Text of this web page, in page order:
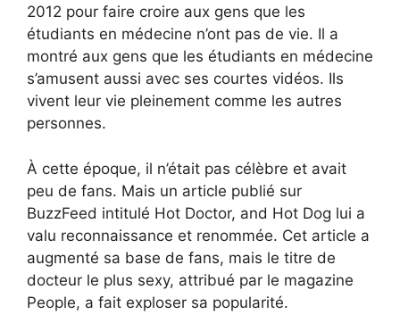
2012 pour faire croire aux gens que les
étudiants en médecine n’ont pas de vie. Il a
montré aux gens que les étudiants en médecine
s’amusent aussi avec ses courtes vidéos. Ils
vivent leur vie pleinement comme les autres
personnes.
À cette époque, il n’était pas célèbre et avait
peu de fans. Mais un article publié sur
BuzzFeed intitulé Hot Doctor, and Hot Dog lui a
valu reconnaissance et renommée. Cet article a
augmenté sa base de fans, mais le titre de
docteur le plus sexy, attribué par le magazine
People, a fait exploser sa popularité.